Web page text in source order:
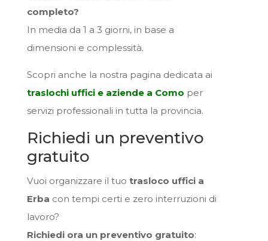
completo?
In media da 1 a 3 giorni, in base a
dimensioni e complessità.
Scopri anche la nostra pagina dedicata ai
traslochi uffici e aziende a Como per
servizi professionali in tutta la provincia.
Richiedi un preventivo
gratuito
Vuoi organizzare il tuo trasloco uffici a
Erba con tempi certi e zero interruzioni di
lavoro?
Richiedi ora un preventivo gratuito: